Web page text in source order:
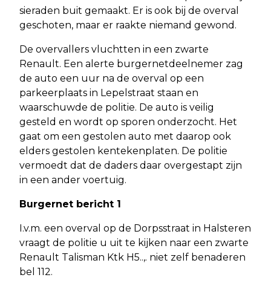
sieraden buit gemaakt. Er is ook bij de overval
geschoten, maar er raakte niemand gewond.
De overvallers vluchtten in een zwarte
Renault. Een alerte burgernetdeelnemer zag
de auto een uur na de overval op een
parkeerplaats in Lepelstraat staan en
waarschuwde de politie. De auto is veilig
gesteld en wordt op sporen onderzocht. Het
gaat om een gestolen auto met daarop ook
elders gestolen kentekenplaten. De politie
vermoedt dat de daders daar overgestapt zijn
in een ander voertuig.
Burgernet bericht 1
I.v.m. een overval op de Dorpsstraat in Halsteren
vraagt de politie u uit te kijken naar een zwarte
Renault Talisman Ktk H5..,. niet zelf benaderen
bel 112.